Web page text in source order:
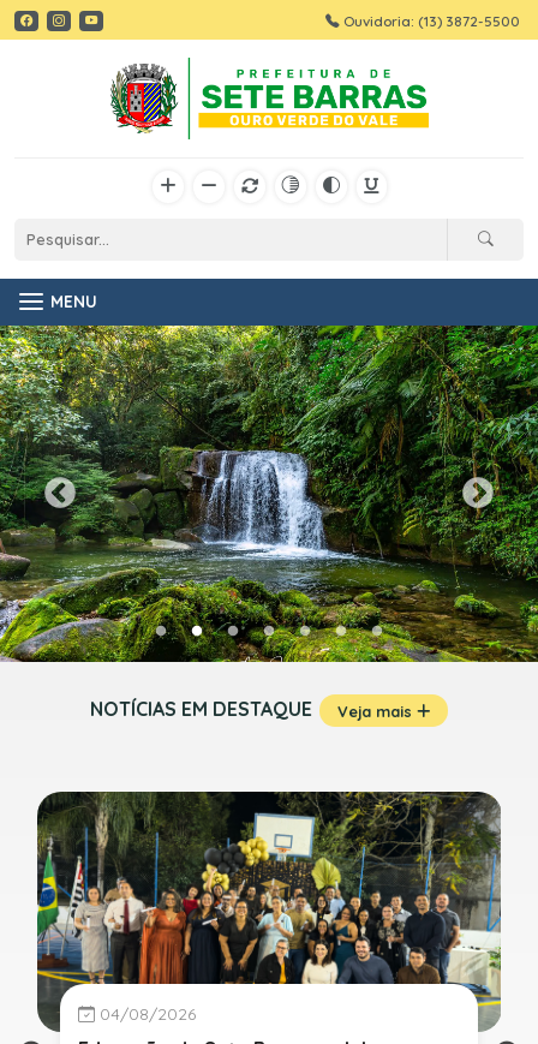
Ouvidoria: (13) 3872-5500
MENU
NOTÍCIAS EM DESTAQUE Veja mais
04/08/2026